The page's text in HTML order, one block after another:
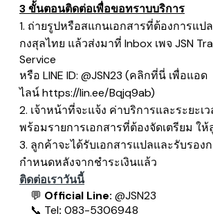
3 ขั้นตอนติดต่อเพื่อขอทราบบริการ
1. ถ่ายรูปหรือสแกนเอกสารที่ต้องการแป
กงสุลไทย แล้วส่งมาที่ Inbox เพจ JSN
Service
หรือ LINE ID: @JSN23 ​(คลิกที่นี่ เพื่อแอด
ไลน์https://lin.ee/Bqjq9ab)
2. เจ้าหน้าที่จะแจ้ง ค่าบริการและระยะเ
พร้อมรายการเอกสารที่ต้องจัดเตรียม ใ
3. ลูกค้าจะได้รับเอกสารแปลและรับรอง
กำหนดหลังจากชำระเงินแล้ว
ติดต่อเราวันนี้
💬 Official Line: @JSN23
📞 Tel: 083-5306948